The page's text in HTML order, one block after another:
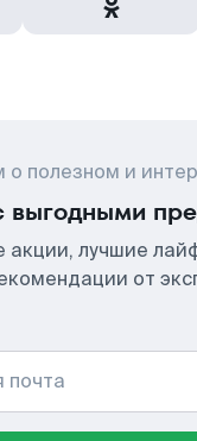
о полезном и
выгодными
акции, лучшие
от
почта